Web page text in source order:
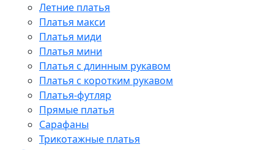
Летние платья
Платья макси
Платья миди
Платья мини
Платья с длинным рукавом
Платья с коротким рукавом
Платья-футляр
Прямые платья
Сарафаны
Трикотажные платья